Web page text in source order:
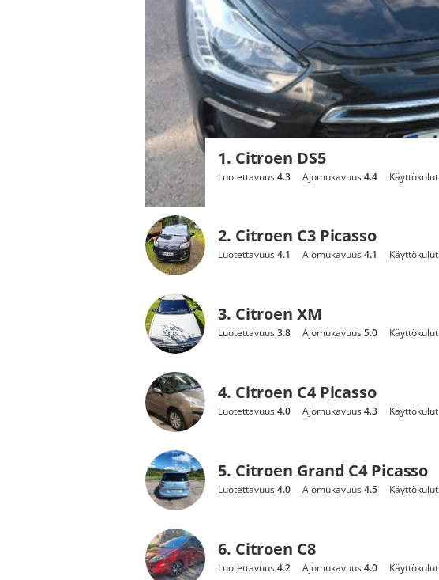
1. Citroen DS5
Luotettavuus4.3 Ajomukavuus4.4 Käyttökulut
2. Citroen C3 Picasso
Luotettavuus4.1 Ajomukavuus4.1 Käyttökulut
3. Citroen XM
Luotettavuus3.8 Ajomukavuus5.0 Käyttökulut
4. Citroen C4 Picasso
Luotettavuus4.0 Ajomukavuus4.3 Käyttökulut
5. Citroen Grand C4 Picasso
Luotettavuus4.0 Ajomukavuus4.5 Käyttökulut
6. Citroen C8
Luotettavuus4.2 Ajomukavuus4.0 Käyttökulut